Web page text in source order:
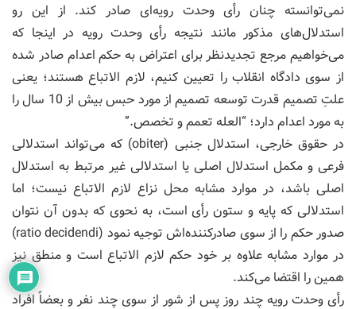
نمی‌توانسته چنان رأی وحدت رویه‌ای صادر کند. از این رو
استدلال‌های مذکور مانند نتیجه رأی وحدت رویه در اینجا که
می‌خواهیم مرجع تجدیدنظر برای اعتراض به حکم اعدام صادر شده
از سوی دادگاه انقلاب را تعیین کنیم، لازم الاتباع هستند؛ یعنی
علتِ تصمیم قدرت توسعه تصمیم از مورد حبس بیش از 10 سال را
به مورد اعدام دارد؛ “العله تعمم و تخصص.”
در حقوق خارجی، استدلال جنبی (obiter) که می‌تواند استدلالی
فرعی و مکمل استدلال اصلی یا استدلالی غیر مرتبط به استدلال
اصلی باشد، در موارد مشابه محل نزاع لازم الاتباع نیست؛ اما
استدلالی که پایه و ستون رأی است، به نحوی که بدون آن نتوان
صدور حکم را از سوی صادرکننده‌اش توجیه نمود (ratio decidendi)
در موارد مشابه علاوه بر خود حکم لازم الاتباع است و منطق نیز
همین را اقتضا می‌کند.
رأی وحدت رویه چند روز پس از شور از سوی چند نفر و بعضاً افراد